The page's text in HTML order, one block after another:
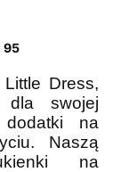
95
Dress,
dla swojej
na
Naszą
na